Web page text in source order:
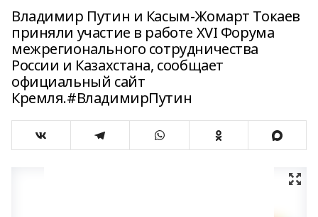
Владимир Путин и Касым-Жомарт Токаев
приняли участие в работе XVI Форума
межрегионального сотрудничества
России и Казахстана, сообщает
официальный сайт
Кремля.#ВладимирПутин